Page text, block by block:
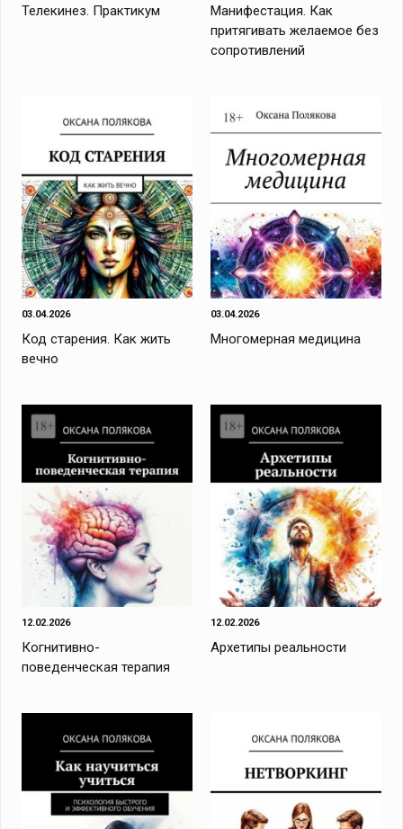
Телекинез. Практикум
Манифестация. Как
притягивать желаемое без
сопротивлений
03.04.2026
Код старения. Как жить
вечно
03.04.2026
Многомерная медицина
12.02.2026
Когнитивно-
поведенческая терапия
12.02.2026
Архетипы реальности